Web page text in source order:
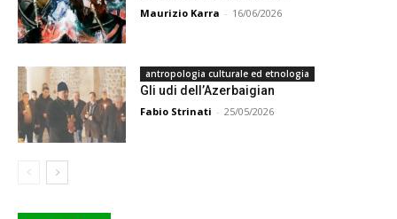
Maurizio Karra - 16/06/2026
antropologia culturale ed etnologia
Gli udi dell’Azerbaigian
Fabio Strinati - 25/05/2026